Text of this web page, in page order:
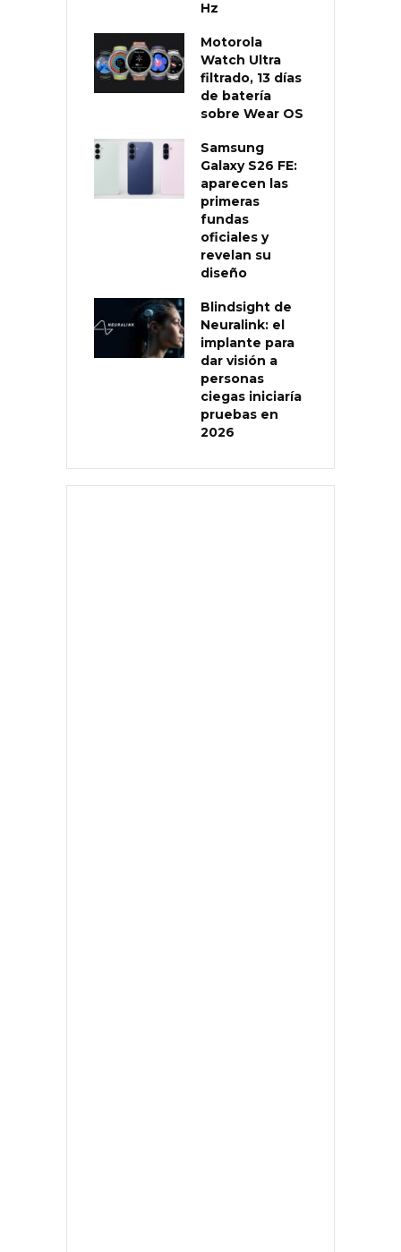
Hz
Motorola
Watch Ultra
filtrado, 13 días
de batería
sobre Wear OS
Samsung
Galaxy S26 FE:
aparecen las
primeras
fundas
oficiales y
revelan su
diseño
Blindsight de
Neuralink: el
implante para
dar visión a
personas
ciegas iniciaría
pruebas en
2026